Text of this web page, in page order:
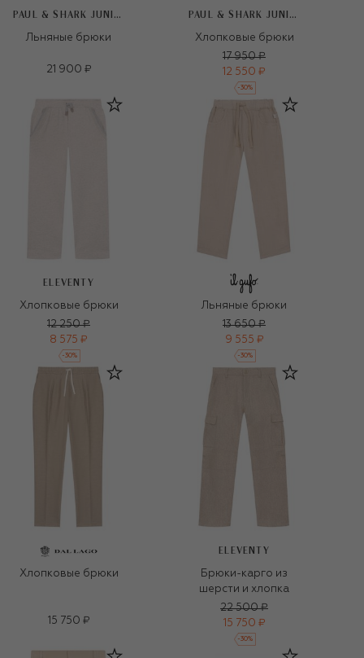
PAUL & SHARK JUNIOR
Льняные брюки
21 900 ₽
PAUL & SHARK JUNIOR
Хлопковые брюки
17 950 ₽
12 550 ₽
-30%
ELEVENTY
Хлопковые брюки
12 250 ₽
8 575 ₽
-30%
Льняные брюки
13 650 ₽
9 555 ₽
-30%
Хлопковые брюки
15 750 ₽
ELEVENTY
Брюки-карго из
шерсти и хлопка
22 500 ₽
15 750 ₽
-30%